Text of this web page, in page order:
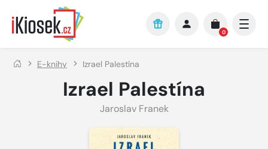
Přejít na hlavní obsah
0
E-knihy Izrael Palestína
Izrael Palestína
Jaroslav Franek